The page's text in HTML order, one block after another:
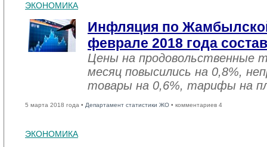
ЭКОНОМИКА
Инфляция по
феврале 2018 года
Цены на продовольственные
месяц повысились на 0,8%,
товары на 0,6%, тарифы на
5 марта 2018 года • Департамент статистики ЖО • комментариев 4
ЭКОНОМИКА